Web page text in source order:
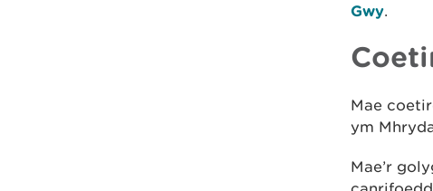
Gwy.
Mae
ym
Mae’r